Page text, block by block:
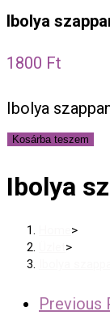
Ibolya
1800 Ft
Ibolya
Kosárba teszem
Ibolya
>
>
Previous